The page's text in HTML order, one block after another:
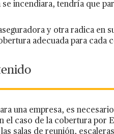
incendiara, tendría que
y otra radica en
adecuada para cada
una empresa, es
el caso de la cobertura
salas de reunión,